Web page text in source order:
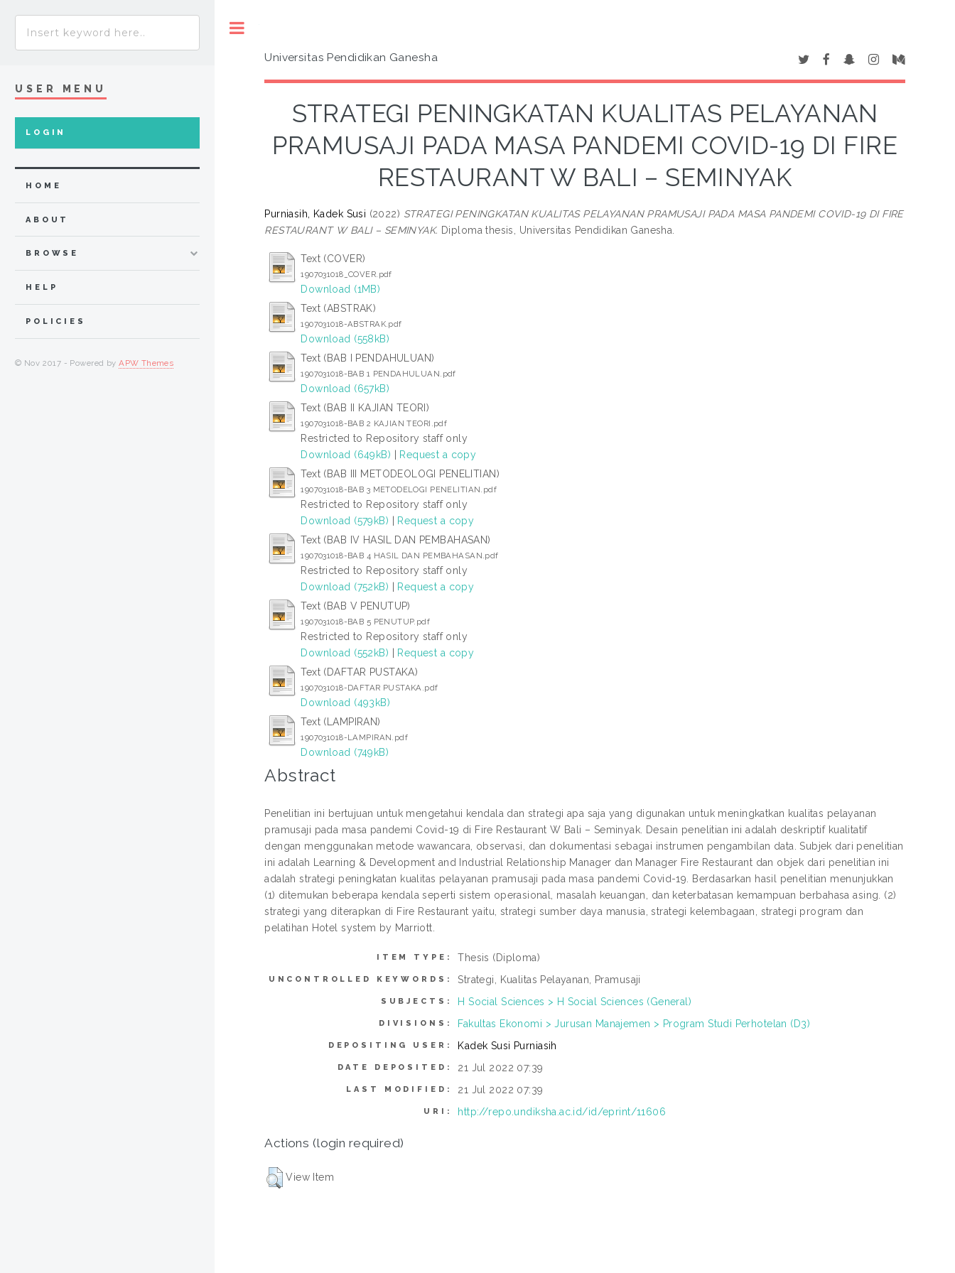
Universitas Pendidikan Ganesha
STRATEGI PENINGKATAN KUALITAS PELAYANAN
PRAMUSAJI PADA MASA PANDEMI COVID-19 DI FIRE
RESTAURANT W BALI – SEMINYAK
Purniasih, Kadek Susi (2022) STRATEGI PENINGKATAN KUALITAS PELAYANAN PRAMUSAJI PADA MASA PANDEMI COVID-19 DI FIRE
RESTAURANT W BALI – SEMINYAK. Diploma thesis, Universitas Pendidikan Ganesha.
Text (COVER)
1907031018_COVER.pdf
Download (1MB)
Text (ABSTRAK)
1907031018-ABSTRAK.pdf
Download (558kB)
Text (BAB I PENDAHULUAN)
1907031018-BAB 1 PENDAHULUAN.pdf
Download (657kB)
Text (BAB II KAJIAN TEORI)
1907031018-BAB 2 KAJIAN TEORI.pdf
Restricted to Repository staff only
Download (649kB) | Request a copy
Text (BAB III METODEOLOGI PENELITIAN)
1907031018-BAB 3 METODELOGI PENELITIAN.pdf
Restricted to Repository staff only
Download (579kB) | Request a copy
Text (BAB IV HASIL DAN PEMBAHASAN)
1907031018-BAB 4 HASIL DAN PEMBAHASAN.pdf
Restricted to Repository staff only
Download (752kB) | Request a copy
Text (BAB V PENUTUP)
1907031018-BAB 5 PENUTUP.pdf
Restricted to Repository staff only
Download (552kB) | Request a copy
Text (DAFTAR PUSTAKA)
1907031018-DAFTAR PUSTAKA.pdf
Download (493kB)
Text (LAMPIRAN)
1907031018-LAMPIRAN.pdf
Download (749kB)
Abstract
Penelitian ini bertujuan untuk mengetahui kendala dan strategi apa saja yang digunakan untuk meningkatkan kualitas pelayanan
pramusaji pada masa pandemi Covid-19 di Fire Restaurant W Bali – Seminyak. Desain penelitian ini adalah deskriptif kualitatif
dengan menggunakan metode wawancara, observasi, dan dokumentasi sebagai instrumen pengambilan data. Subjek dari penelitian
ini adalah Learning & Development and Industrial Relationship Manager dan Manager Fire Restaurant dan objek dari penelitian ini
adalah strategi peningkatan kualitas pelayanan pramusaji pada masa pandemi Covid-19. Berdasarkan hasil penelitian menunjukkan
(1) ditemukan beberapa kendala seperti sistem operasional, masalah keuangan, dan keterbatasan kemampuan berbahasa asing. (2)
strategi yang diterapkan di Fire Restaurant yaitu, strategi sumber daya manusia, strategi kelembagaan, strategi program dan
pelatihan Hotel system by Marriott.
ITEM TYPE: Thesis (Diploma)
UNCONTROLLED KEYWORDS: Strategi, Kualitas Pelayanan, Pramusaji
SUBJECTS: H Social Sciences > H Social Sciences (General)
DIVISIONS: Fakultas Ekonomi > Jurusan Manajemen > Program Studi Perhotelan (D3)
DEPOSITING USER: Kadek Susi Purniasih
DATE DEPOSITED: 21 Jul 2022 07:39
LAST MODIFIED: 21 Jul 2022 07:39
URI: http://repo.undiksha.ac.id/id/eprint/11606
Actions (login required)
View Item
USER MENU
LOGIN
HOME
ABOUT
BROWSE
HELP
POLICIES
© Nov 2017 - Powered byAPW Themes